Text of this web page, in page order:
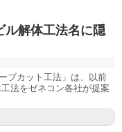
解体工法名に隠
ブカット工法」は、以前
法をゼネコン各社が提案